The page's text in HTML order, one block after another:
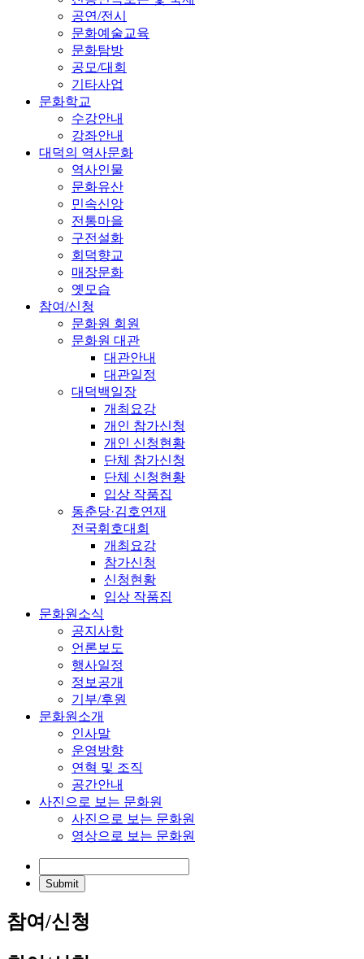
공연/전시
문화예술교육
문화탐방
공모/대회
기타사업
문화학교
수강안내
강좌안내
대덕의 역사문화
역사인물
문화유산
민속신앙
전통마을
구전설화
회덕향교
매장문화
옛모습
참여/신청
문화원 회원
문화원 대관
대관안내
대관일정
대덕백일장
개최요강
개인 참가신청
개인 신청현황
단체 참가신청
단체 신청현황
입상 작품집
동춘당·김호연재
전국휘호대회
개최요강
참가신청
신청현황
입상 작품집
문화원소식
공지사항
언론보도
행사일정
정보공개
기부/후원
문화원소개
인사말
운영방향
연혁 및 조직
공간안내
사진으로 보는 문화원
사진으로 보는 문화원
영상으로 보는 문화원
참여/신청